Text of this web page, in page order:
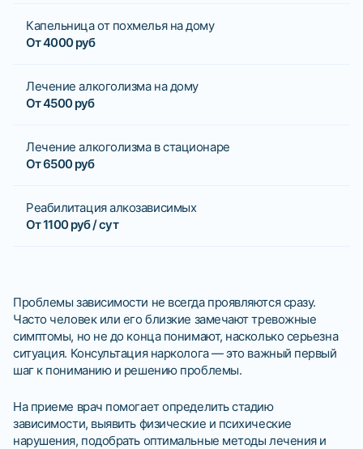
Капельница от похмелья на дому
От 4000 руб
Лечение алкоголизма на дому
От 4500 руб
Лечение алкоголизма в стационаре
От 6500 руб
Реабилитация алкозависимых
От 1100 руб / сут
Проблемы зависимости не всегда проявляются сразу.
Часто человек или его близкие замечают тревожные
симптомы, но не до конца понимают, насколько серьезна
ситуация. Консультация нарколога — это важный первый
шаг к пониманию и решению проблемы.
На приеме врач помогает определить стадию
зависимости, выявить физические и психические
нарушения, подобрать оптимальные методы лечения и